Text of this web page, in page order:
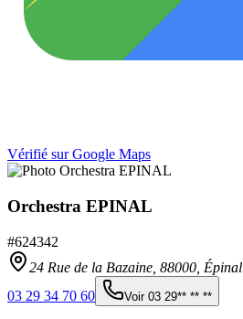
Vérifié sur Google Maps
Orchestra EPINAL
#624342
24 Rue de la Bazaine, 88000 Épinal
03 29 34 70 60
Voir 03 29** ** **